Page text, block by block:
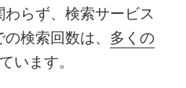
らず、検索サービス
検索回数は、 多くの
います。